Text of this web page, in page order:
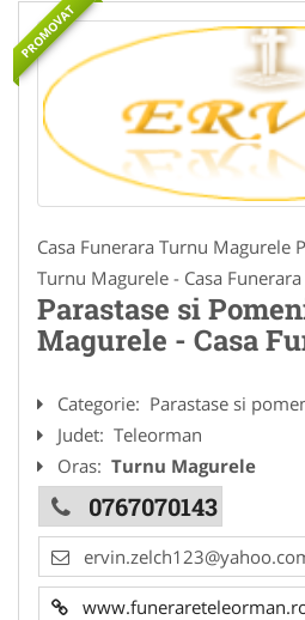
PROMOVAT
Casa Funerara Turnu Magurele
Turnu Magurele - Casa Funerara
Parastase si
Magurele - Casa
Categorie: Parastase si
Judet: Teleorman
Oras: Turnu Magurele
0767070143